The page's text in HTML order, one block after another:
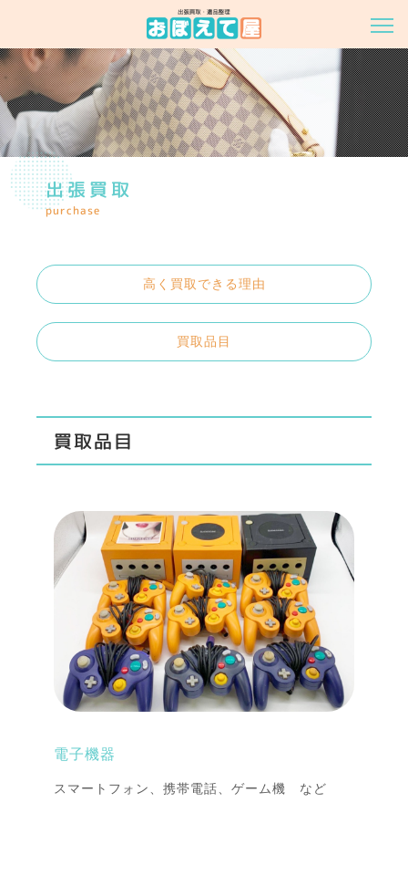
出張買取
purchase
高く買取できる理由
買取品目
買取品目
電子機器
スマートフォン、携帯電話、ゲーム機 など